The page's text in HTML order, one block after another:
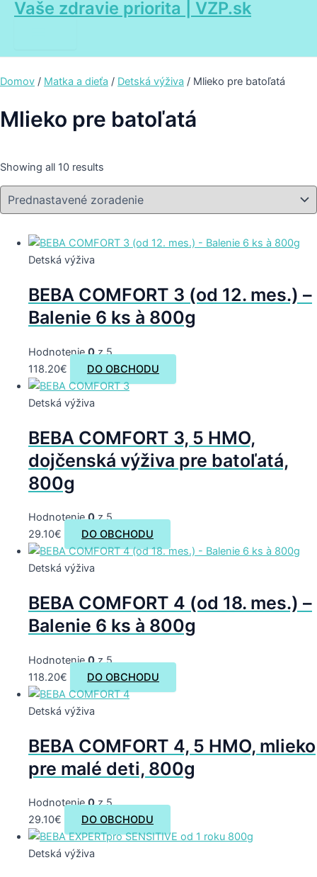
Preskočiť
Vaše zdravie priorita | VZP.sk
Main
Menu
Domov / Matka a dieťa / Detská výživa / Mlieko pre batoľatá
Mlieko pre batoľatá
Showing all 10 results
Detská výživa
BEBA COMFORT 3 (od 12. mes.) –
Balenie 6 ks à 800g
Hodnotenie0z 5
118.20€ DO OBCHODU
Detská výživa
BEBA COMFORT 3, 5 HMO,
dojčenská výživa pre batoľatá,
800g
Hodnotenie0z 5
29.10€ DO OBCHODU
Detská výživa
BEBA COMFORT 4 (od 18. mes.) –
Balenie 6 ks à 800g
Hodnotenie0z 5
118.20€ DO OBCHODU
Detská výživa
BEBA COMFORT 4, 5 HMO, mlieko
pre malé deti, 800g
Hodnotenie0z 5
29.10€ DO OBCHODU
Detská výživa